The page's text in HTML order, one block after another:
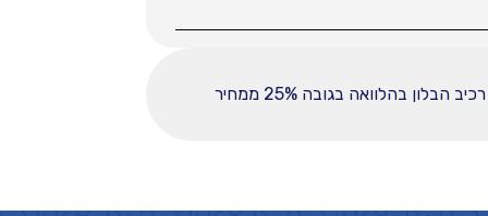
ההחזר החודשי לחודש המפורט לעיל מבוסס על עסקה הכוללת מקדמה בסך 18750, ובפריסה ל-60 תשלומים. רכיב הבלון בהלוואה בגובה 25% ממחיר